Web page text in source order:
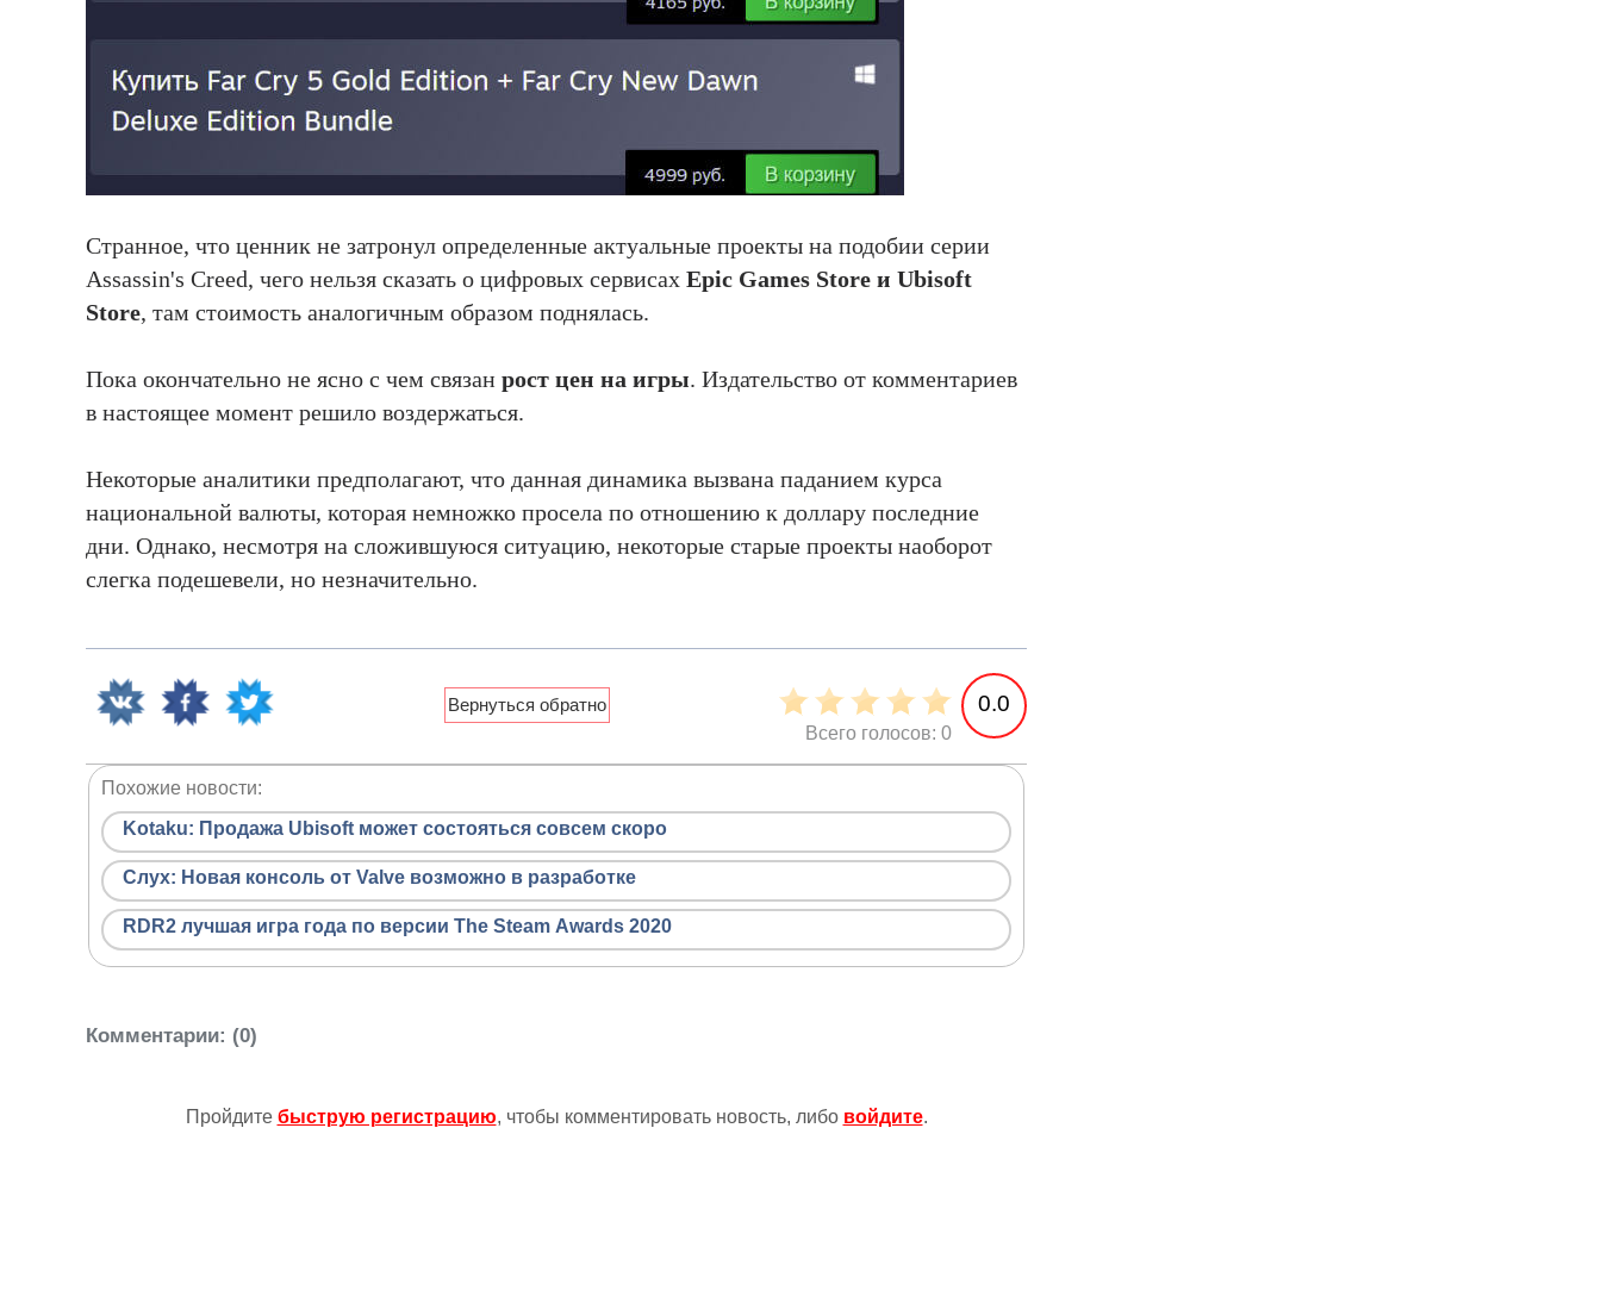
Странное, что ценник не затронул определенные актуальные проекты на подобии серии
Assassin's Creed, чего нельзя сказать о цифровых сервисах Epic Games Store и Ubisoft
Store, там стоимость аналогичным образом поднялась.
Пока окончательно не ясно с чем связан рост цен на игры. Издательство от комментариев
в настоящее момент решило воздержаться.
Некоторые аналитики предполагают, что данная динамика вызвана паданием курса
национальной валюты, которая немножко просела по отношению к доллару последние
дни. Однако, несмотря на сложившуюся ситуацию, некоторые старые проекты наоборот
слегка подешевели, но незначительно.
0.0
Всего голосов: 0
Похожие новости:
Kotaku: Продажа Ubisoft может состояться совсем скоро
Слух: Новая консоль от Valve возможно в разработке
RDR2 лучшая игра года по версии The Steam Awards 2020
Комментарии: (0)
Пройдите быструю регистрацию, чтобы комментировать новость, либо войдите.